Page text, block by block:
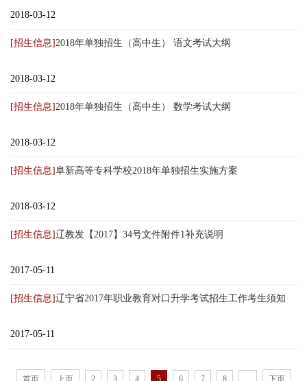
2018-03-12
[招生信息]2018年单独招生（高中生） 语文考试大纲
2018-03-12
[招生信息]2018年单独招生（高中生） 数学考试大纲
2018-03-12
[招生信息]阜新高等专科学校2018年单独招生实施方案
2018-03-12
[招生信息]辽教发【2017】34号文件附件1补充说明
2017-05-11
[招生信息]辽宁省2017年职业教育对口升学考试招生工作考生须知
2017-05-11